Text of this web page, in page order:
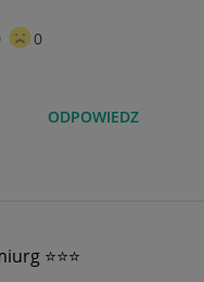
0
ODPOWIEDZ
⭐⭐⭐